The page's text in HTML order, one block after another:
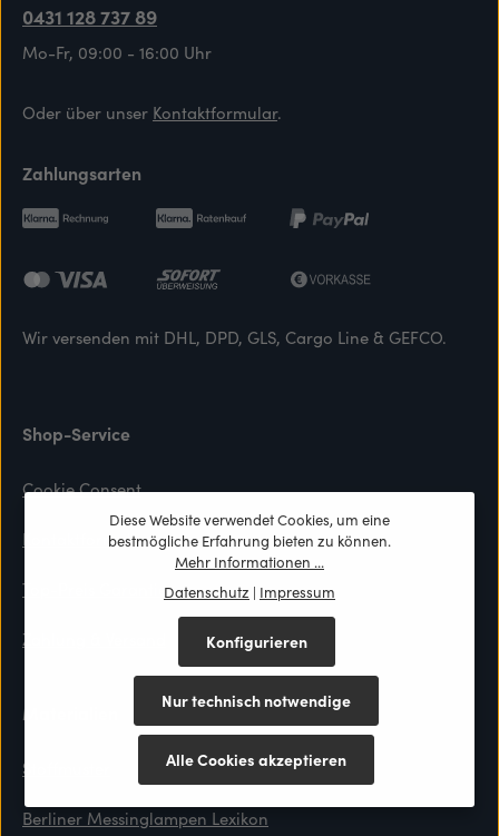
0431 128 737 89
Mo-Fr, 09:00 - 16:00 Uhr
Oder über unser Kontaktformular.
Zahlungsarten
Wir versenden mit DHL, DPD, GLS, Cargo Line & GEFCO.
Shop-Service
Cookie Consent
Kontaktformular
Top-Preis Garantie
Zahlung & Versand
Materialien
Stoffmuster
Berliner Messinglampen Lexikon
Diese Website verwendet Cookies, um eine
bestmögliche Erfahrung bieten zu können.
Mehr Informationen ...
Datenschutz | Impressum
Nur technisch notwendige
Konfigurieren
Alle Cookies akzeptieren